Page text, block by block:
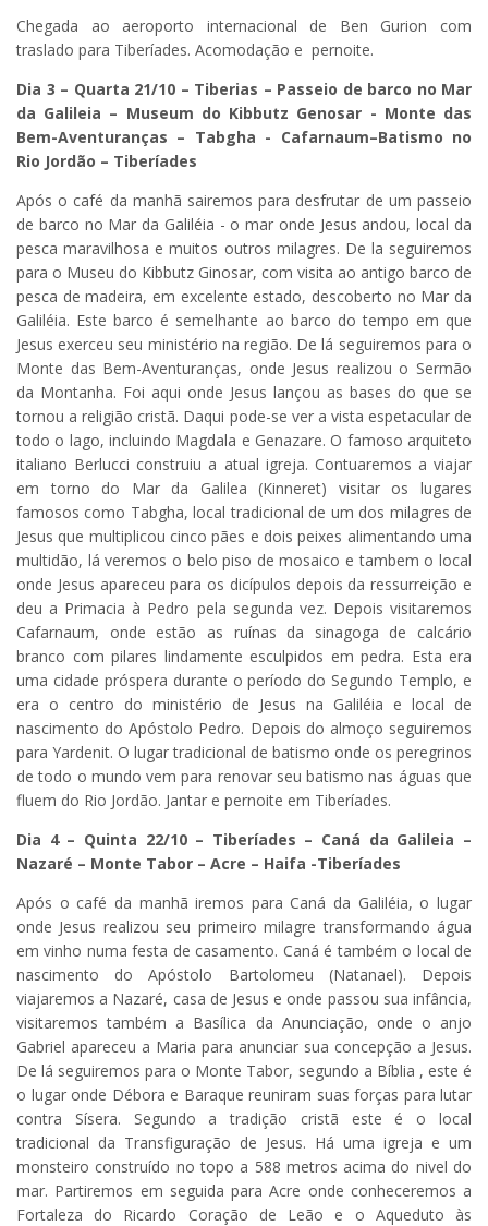
Chegada ao aeroporto internacional de Ben Gurion com
traslado para Tiberíades. Acomodação e pernoite.
Dia 3 – Quarta 21/10 – Tiberias – Passeio de barco no Mar
da Galileia – Museum do Kibbutz Genosar - Monte das
Bem-Aventuranças – Tabgha - Cafarnaum–Batismo no
Rio Jordão – Tiberíades
Após o café da manhã sairemos para desfrutar de um passeio
de barco no Mar da Galiléia - o mar onde Jesus andou, local da
pesca maravilhosa e muitos outros milagres. De la seguiremos
para o Museu do Kibbutz Ginosar, com visita ao antigo barco de
pesca de madeira, em excelente estado, descoberto no Mar da
Galiléia. Este barco é semelhante ao barco do tempo em que
Jesus exerceu seu ministério na região. De lá seguiremos para o
Monte das Bem-Aventuranças, onde Jesus realizou o Sermão
da Montanha. Foi aqui onde Jesus lançou as bases do que se
tornou a religião cristã. Daqui pode-se ver a vista espetacular de
todo o lago, incluindo Magdala e Genazare. O famoso arquiteto
italiano Berlucci construiu a atual igreja. Contuaremos a viajar
em torno do Mar da Galilea (Kinneret) visitar os lugares
famosos como Tabgha, local tradicional de um dos milagres de
Jesus que multiplicou cinco pães e dois peixes alimentando uma
multidão, lá veremos o belo piso de mosaico e tambem o local
onde Jesus apareceu para os dicípulos depois da ressurreição e
deu a Primacia à Pedro pela segunda vez. Depois visitaremos
Cafarnaum, onde estão as ruínas da sinagoga de calcário
branco com pilares lindamente esculpidos em pedra. Esta era
uma cidade próspera durante o período do Segundo Templo, e
era o centro do ministério de Jesus na Galiléia e local de
nascimento do Apóstolo Pedro. Depois do almoço seguiremos
para Yardenit. O lugar tradicional de batismo onde os peregrinos
de todo o mundo vem para renovar seu batismo nas águas que
fluem do Rio Jordão. Jantar e pernoite em Tiberíades.
Dia 4 – Quinta 22/10 – Tiberíades – Caná da Galileia –
Nazaré – Monte Tabor – Acre – Haifa -Tiberíades
Após o café da manhã iremos para Caná da Galiléia, o lugar
onde Jesus realizou seu primeiro milagre transformando água
em vinho numa festa de casamento. Caná é também o local de
nascimento do Apóstolo Bartolomeu (Natanael). Depois
viajaremos a Nazaré, casa de Jesus e onde passou sua infância,
visitaremos também a Basílica da Anunciação, onde o anjo
Gabriel apareceu a Maria para anunciar sua concepção a Jesus.
De lá seguiremos para o Monte Tabor, segundo a Bíblia , este é
o lugar onde Débora e Baraque reuniram suas forças para lutar
contra Sísera. Segundo a tradição cristã este é o local
tradicional da Transfiguração de Jesus. Há uma igreja e um
monsteiro construído no topo a 588 metros acima do nivel do
mar. Partiremos em seguida para Acre onde conheceremos a
Fortaleza do Ricardo Coração de Leão e o Aqueduto às